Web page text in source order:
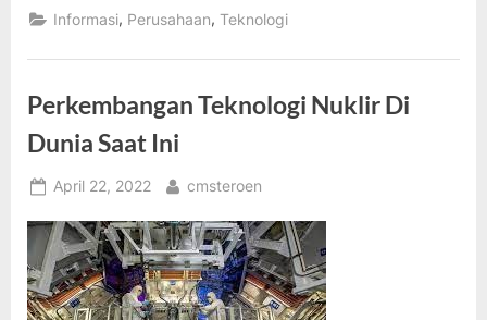
Proyek
Energi
Bumi
Informasi, Perusahaan,Teknologi
Perkembangan Teknologi Nuklir Di
Dunia Saat Ini
Posted
April 22, 2022 By
cmsteroen